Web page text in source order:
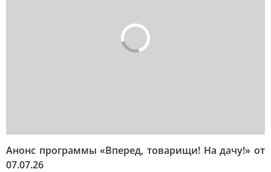
Анонс программы «Вперед, товарищи! На дачу!» от
07.07.26